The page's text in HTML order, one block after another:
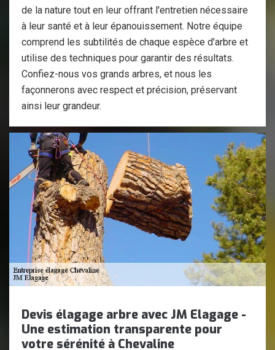
de la nature tout en leur offrant l'entretien nécessaire
à leur santé et à leur épanouissement. Notre équipe
comprend les subtilités de chaque espèce d'arbre et
utilise des techniques pour garantir des résultats.
Confiez-nous vos grands arbres, et nous les
façonnerons avec respect et précision, préservant
ainsi leur grandeur.
Devis élagage arbre avec JM Elagage -
Une estimation transparente pour
votre sérénité à Chevaline